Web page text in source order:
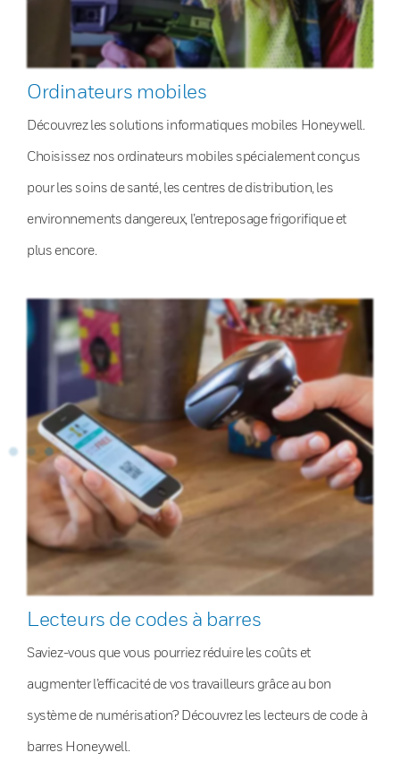
Ordinateurs mobiles
Découvrez les solutions informatiques mobiles Honeywell.
Choisissez nos ordinateurs mobiles spécialement conçus
pour les soins de santé, les centres de distribution, les
environnements dangereux, l’entreposage frigorifique et
plus encore.
Lecteurs de codes à barres
Saviez-vous que vous pourriez réduire les coûts et
augmenter l’efficacité de vos travailleurs grâce au bon
système de numérisation? Découvrez les lecteurs de code à
barres Honeywell.